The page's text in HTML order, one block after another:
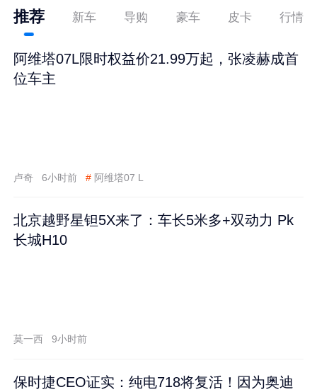
推荐 新车 导购 豪车 皮卡 行情
阿维塔07L限时权益价21.99万起，张凌赫成首
位车主
卢奇 6小时前 # 阿维塔07 L
北京越野星钽5X来了：车长5米多+双动力 Pk
长城H10
莫一西 9小时前
保时捷CEO证实：纯电718将复活！因为奥迪